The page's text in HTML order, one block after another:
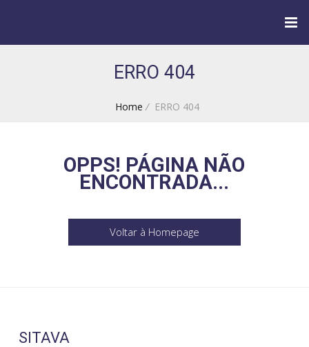
ERRO 404
Home /ERRO 404
OPPS! PÁGINA NÃO
ENCONTRADA...
Voltar à Homepage
SITAVA